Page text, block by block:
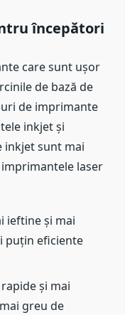
începători
care sunt ușor
de bază de
de imprimante
inkjet și
inkjet sunt mai
laser
ieftine și mai
puțin eficiente
și mai
greu de